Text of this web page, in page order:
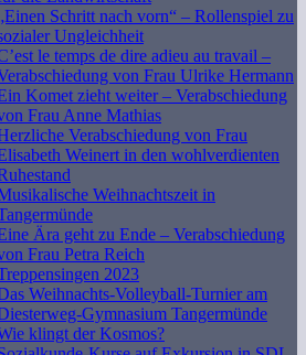
Schritt nach vorn“ – Rollenspiel zu
Ungleichheit
le temps de dire adieu au travail –
von Frau Ulrike Hermann
Komet zieht weiter – Verabschiedung
Frau Anne Mathias
Verabschiedung von Frau
Weinert in den wohlverdienten
Weihnachtszeit in
Ära geht zu Ende – Verabschiedung
Frau Petra Reich
2023
Weihnachts-Volleyball-Turnier am
Gymnasium Tangermünde
klingt der Kosmos?